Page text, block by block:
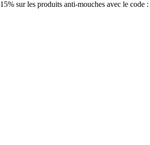
15% sur les produits anti-mouches avec le code :